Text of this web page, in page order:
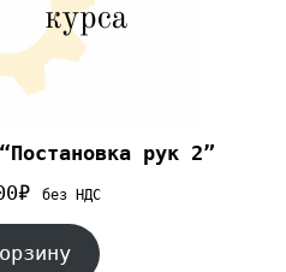
рук 2”
₽ без НДС